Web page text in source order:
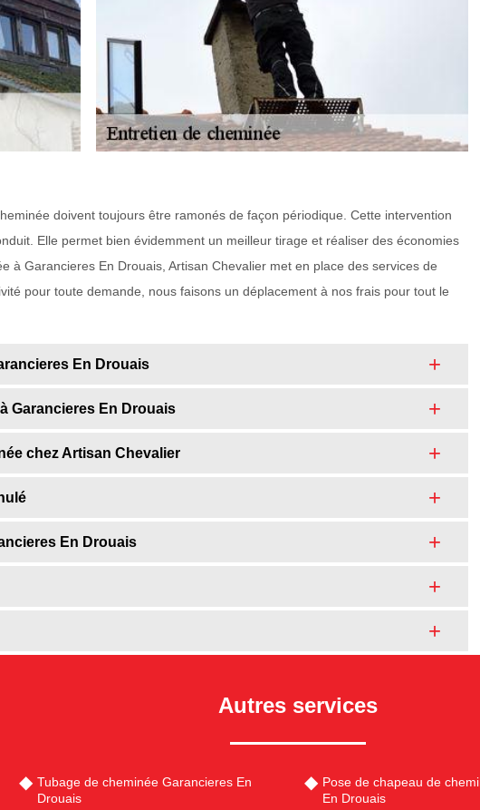
doivent toujours être ramonés de façon périodique. Cette intervention
Elle permet bien évidemment un meilleur tirage et réaliser des économies
à Garancieres En Drouais, Artisan Chevalier met en place des services de
pour toute demande, nous faisons un déplacement à nos frais pour tout le
En Drouais
Garancieres En Drouais
chez Artisan Chevalier
En Drouais
Autres services
Tubage de cheminée Garancieres En
Drouais
Pose de chapeau de
En Drouais